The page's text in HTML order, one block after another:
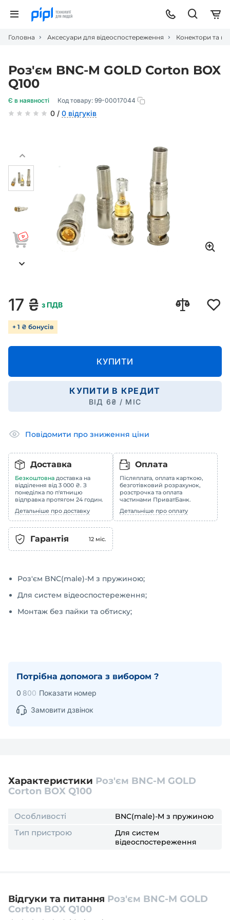
Головна Аксесуари для відеоспостереження Конектори та
Роз'єм BNC-M GOLD Corton BOX
Q100
Є в наявності Код товару: 99-00017044
0 / 0 відгуків
17 ₴ з ПДВ
+ 1 ₴ бонусів
КУПИТИ
КУПИТИ В КРЕДИТ
ВІД 6₴ / МІС
Повідомити про зниження ціни
Доставка
Безкоштовна доставка на
відділення від 3 000 ₴. З
понеділка по п'ятницю
відправка протягом 24 годин.
Детальніше про доставку
Оплата
Післяплата, оплата карткою,
безготівковий розрахунок,
розстрочка та оплата
частинами ПриватБанк.
Детальніше про оплату
Гарантія 12 міс.
Роз'єм BNC(male)-M з пружиною;
Для систем відеоспостереження;
Монтаж без пайки та обтиску;
Потрібна допомога з вибором ?
0 800 Показати номер
Замовити дзвінок
Характеристики Роз'єм BNC-M GOLD
Corton BOX Q100
Особливості BNC(male)-M з пружиною
Тип пристрою
Для систем
відеоспостереження
Відгуки та питання Роз'єм BNC-M GOLD
Corton BOX Q100